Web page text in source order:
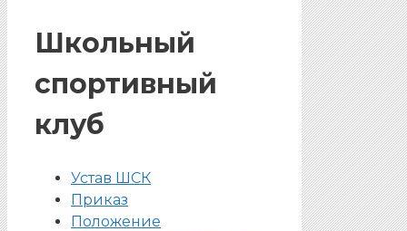
Школьный
спортивный
клуб
Устав ШСК
Приказ
Положение